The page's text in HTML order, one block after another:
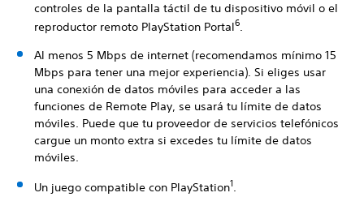
controles de la pantalla táctil de tu dispositivo móvil o el
reproductor remoto PlayStation Portal6.
Al menos 5 Mbps de internet (recomendamos mínimo 15
Mbps para tener una mejor experiencia). Si eliges usar
una conexión de datos móviles para acceder a las
funciones de Remote Play, se usará tu límite de datos
móviles. Puede que tu proveedor de servicios telefónicos
cargue un monto extra si excedes tu límite de datos
móviles.
Un juego compatible con PlayStation1